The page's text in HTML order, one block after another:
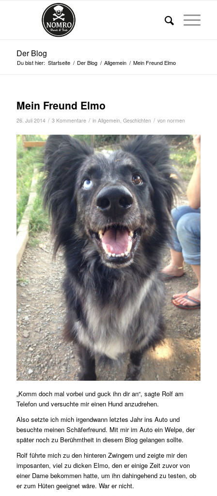
Der Blog
Du bist hier: Startseite / Der Blog / Allgemein / Mein Freund Elmo
Mein Freund Elmo
26. Juli 2014 / 3 Kommentare / in Allgemein, Geschichten / von normen
„Komm doch mal vorbei und guck ihn dir an“, sagte Rolf am
Telefon und versuchte mir einen Hund anzudrehen.
Also setzte ich mich irgendwann letztes Jahr ins Auto und
besuchte meinen Schäferfreund. Mit mir im Auto ein Welpe, der
später noch zu Berühmtheit in diesem Blog gelangen sollte.
Rolf führte mich zu den hinteren Zwingern und zeigte mir den
imposanten, viel zu dicken Elmo, den er einige Zeit zuvor von
einer Dame bekommen hatte, um ihn dahingehend zu testen, ob
er zum Hüten geeignet wäre. War er nicht.